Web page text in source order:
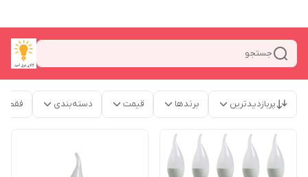
جستجو
پربازدیدترین برندها قیمت دسته‌بندی فقط